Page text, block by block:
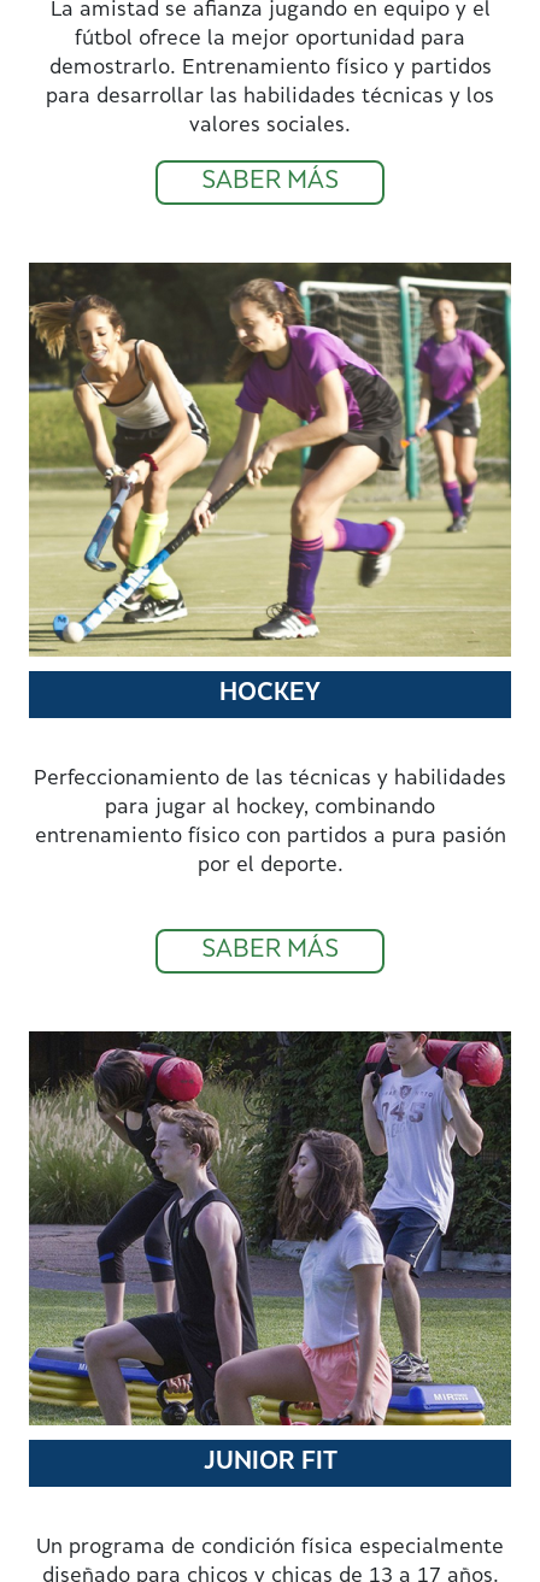
La amistad se afianza jugando en equipo y el
fútbol ofrece la mejor oportunidad para
demostrarlo. Entrenamiento físico y partidos
para desarrollar las habilidades técnicas y los
valores sociales.
SABER MÁS
HOCKEY
Perfeccionamiento de las técnicas y habilidades
para jugar al hockey, combinando
entrenamiento físico con partidos a pura pasión
por el deporte.
SABER MÁS
JUNIOR FIT
Un programa de condición física especialmente
diseñado para chicos y chicas de 13 a 17 años.